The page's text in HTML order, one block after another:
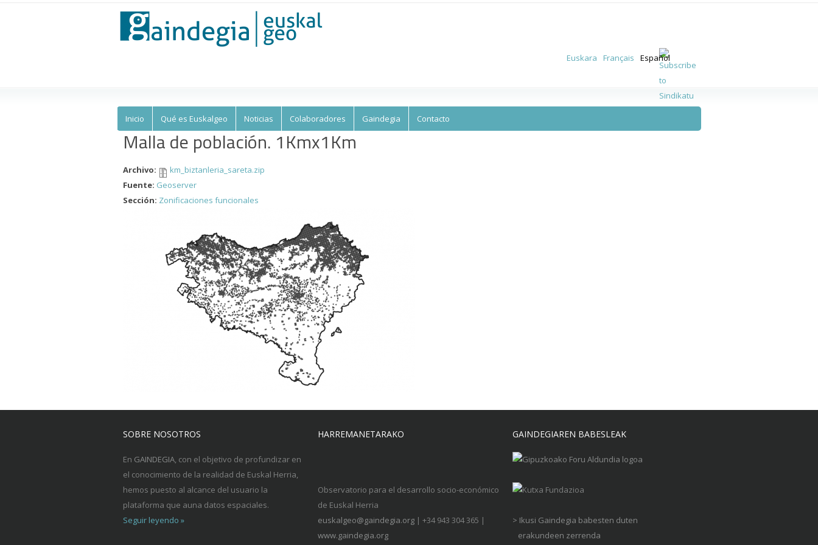
Euskalgeo
Euskara Français Español
Inicio Qué es Euskalgeo Noticias Colaboradores Gaindegia Contacto
Malla de población. 1Kmx1Km
Archivo:
km_biztanleria_sareta.zip
Fuente: Geoserver
Sección: Zonificaciones funcionales
SOBRE NOSOTROS
En GAINDEGIA , con el objetivo de profundizar en
el conocimiento de la realidad de Euskal Herria,
hemos puesto al alcance del usuario la
plataforma que auna datos espaciales.
Seguir leyendo »
HARREMANETARAKO
Observatorio para el desarrollo socio-económico
de Euskal Herria
euskalgeo@gaindegia.org | +34 943 304 365 |
www.gaindegia.org
GAINDEGIAREN BABESLEAK
> Ikusi Gaindegia babesten duten
erakundeen zerrenda